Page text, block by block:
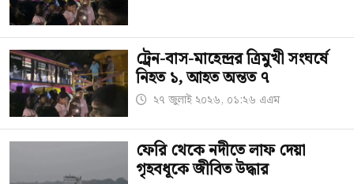
ট্রেন-বাস-মাহেন্দ্রর ত্রিমুখী সংঘর্ষে
নিহত ১, আহত অন্তত ৭
২৭ জুলাই ২০২৬, ০১:২৬ এএম
ফেরি থেকে নদীতে লাফ দেয়া
গৃহবধূকে জীবিত উদ্ধার